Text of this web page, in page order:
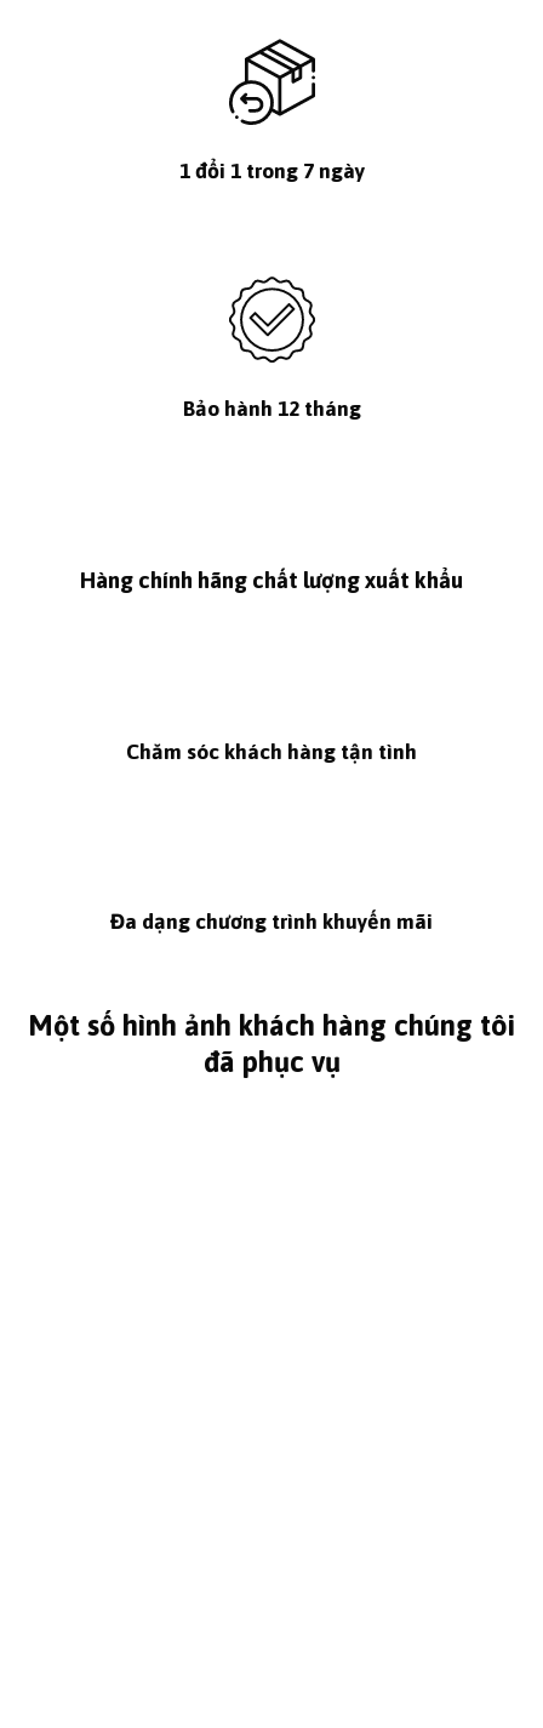
1 đổi 1 trong 7 ngày
Bảo hành 12 tháng
Hàng chính hãng chất lượng xuất khẩu
Chăm sóc khách hàng tận tình
Đa dạng chương trình khuyến mãi
Một số hình ảnh khách hàng chúng tôi
đã phục vụ